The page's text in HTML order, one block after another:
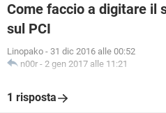
Come faccio a digitare il
sul PCI
Linopako - 31 dic 2016 alle 00:52
n00r - 2 gen 2017 alle 11:21
1 risposta